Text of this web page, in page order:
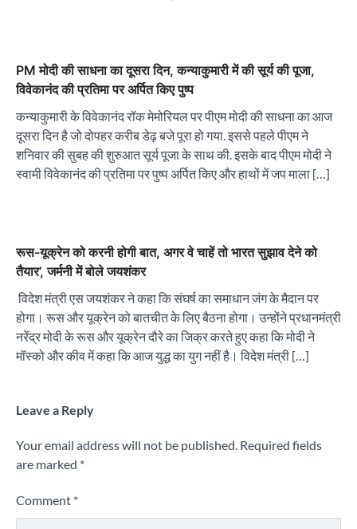
PM मोदी की साधना का दूसरा दिन, कन्याकुमारी में की सूर्य की पूजा,
विवेकानंद की प्रतिमा पर अर्पित किए पुष्प
कन्याकुमारी के विवेकानंद रॉक मेमोरियल पर पीएम मोदी की साधना का आज
दूसरा दिन है जो दोपहर करीब डेढ़ बजे पूरा हो गया. इससे पहले पीएम ने
शनिवार की सुबह की शुरुआत सूर्य पूजा के साथ की. इसके बाद पीएम मोदी ने
स्वामी विवेकानंद की प्रतिमा पर पुष्प अर्पित किए और हाथों में जप माला […]
रूस-यूक्रेन को करनी होगी बात, अगर वे चाहें तो भारत सुझाव देने को
तैयार’, जर्मनी में बोले जयशंकर
विदेश मंत्री एस जयशंकर ने कहा कि संघर्ष का समाधान जंग के मैदान पर
होगा। रूस और यूक्रेन को बातचीत के लिए बैठना होगा। उन्होंने प्रधानमंत्री
नरेंद्र मोदी के रूस और यूक्रेन दौरे का जिक्र करते हुए कहा कि मोदी ने
मॉस्को और कीव में कहा कि आज युद्ध का युग नहीं है। विदेश मंत्री […]
Leave a Reply
Your email address will not be published. Required fields
are marked *
Comment *